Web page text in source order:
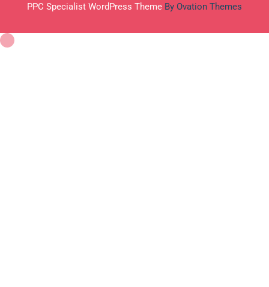
PPC Specialist WordPress Theme By Ovation Themes